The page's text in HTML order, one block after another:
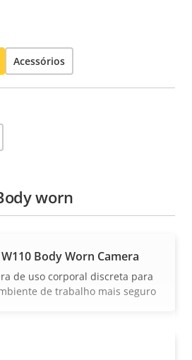
Acessórios
worn
W110 Body Worn Camera
de uso corporal discreta para
de trabalho mais seguro